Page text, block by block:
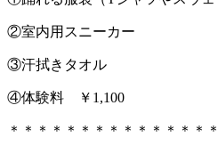
②室内用スニーカー
③汗拭きタオル
④体験料 ￥1,100
＊＊＊＊＊＊＊＊＊＊＊＊＊＊